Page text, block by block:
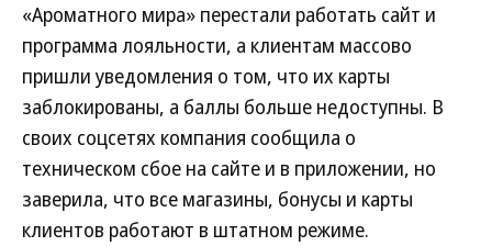
«Ароматного мира» перестали работать сайт и
программа лояльности, а клиентам массово
пришли уведомления о том, что их карты
заблокированы, а баллы больше недоступны. В
своих соцсетях компания сообщила о
техническом сбое на сайте и в приложении, но
заверила, что все магазины, бонусы и карты
клиентов работают в штатном режиме.